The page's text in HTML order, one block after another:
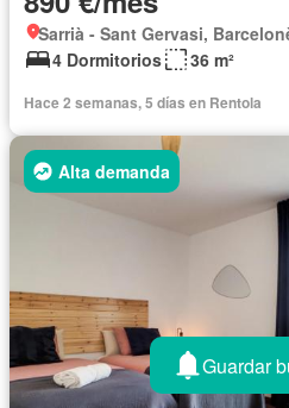
Sarrià - Sant Gervasi,
4 Dormitorios
36 m²
Hace 2 semanas, 5 días en Rentola
Alta demanda
Guardar